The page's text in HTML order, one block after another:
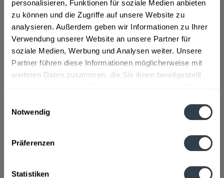
personalisieren, Funktionen für soziale Medien anbieten
zu können und die Zugriffe auf unsere Website zu
analysieren. Außerdem geben wir Informationen zu Ihrer
Verwendung unserer Website an unsere Partner für
soziale Medien, Werbung und Analysen weiter. Unsere
Partner führen diese Informationen möglicherweise mit
weiteren Daten zusammen, die Sie ihnen bereitgestellt
Notwendig
Präferenzen
Statistiken
inkl. MwSt.ggf. zzgl. Erschwerniszuschlag
Vorrätig
In den Warenkorb
Artikel-Nr.:
25973
Verfügbar in:
mehr
Fragen zum Artikel?